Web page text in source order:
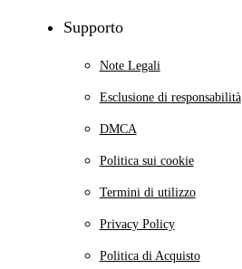
Supporto
Note Legali
Esclusione di responsabilità
DMCA
Politica sui cookie
Termini di utilizzo
Privacy Policy
Politica di Acquisto